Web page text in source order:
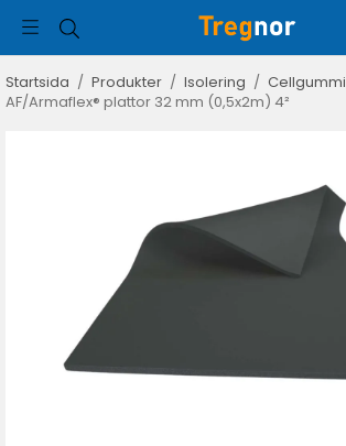
Startsida / Produkter / Isolering / Cellgummi
AF/Armaflex® plattor 32 mm (0,5x2m) 4²